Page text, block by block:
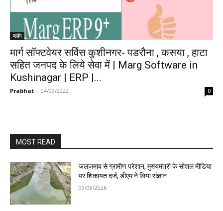
ब्लॉग
मार्ग सॉफ्टवेयर सर्विस कुशीनगर- पडरौना , कसया , हाटा
सहित जनपद के लिये सेवा में | Marg Software in
Kushinagar | ERP |...
Prabhat - 04/09/2022 0
MOST READ
जलजमाव से ग्रामीण परेशान, मुख्यमंत्री के सोशल मीडिया
पर शिकायत दर्ज, डीएम ने लिया संज्ञान
09/08/2026